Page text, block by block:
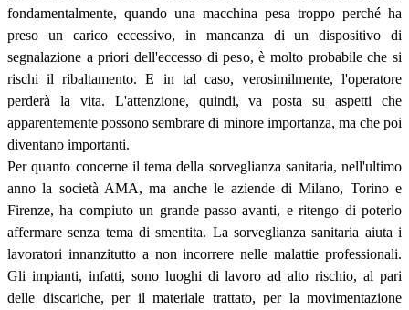
fondamentalmente, quando una macchina pesa troppo perché ha
preso un carico eccessivo, in mancanza di un dispositivo di
segnalazione a priori dell'eccesso di peso, è molto probabile che si
rischi il ribaltamento. E in tal caso, verosimilmente, l'operatore
perderà la vita. L'attenzione, quindi, va posta su aspetti che
apparentemente possono sembrare di minore importanza, ma che poi
diventano importanti.
Per quanto concerne il tema della sorveglianza sanitaria, nell'ultimo
anno la società AMA, ma anche le aziende di Milano, Torino e
Firenze, ha compiuto un grande passo avanti, e ritengo di poterlo
affermare senza tema di smentita. La sorveglianza sanitaria aiuta i
lavoratori innanzitutto a non incorrere nelle malattie professionali.
Gli impianti, infatti, sono luoghi di lavoro ad alto rischio, al pari
delle discariche, per il materiale trattato, per la movimentazione